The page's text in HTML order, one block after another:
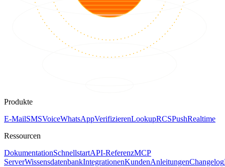
Produkte
E-MailSMSVoiceWhatsAppVerifizierenLookupRCSPushRealtime
Ressourcen
DokumentationSchnellstartAPI-ReferenzMCP
ServerWissensdatenbankIntegrationenKundenAnleitungenChangelog